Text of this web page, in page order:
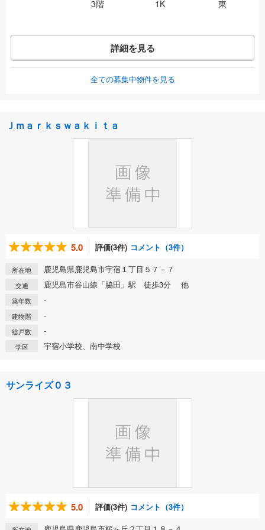
3階 1K 東
詳細を見る
全ての募集中物件を見る
Ｊｍａｒｋｓｗａｋｉｔａ
5.0 評価(3件) コメント（3件）
所在地 鹿児島県鹿児島市宇宿１丁目５７－７
交通 鹿児島市谷山線「脇田」駅 徒歩3分 他
築年数 -
建物階 -
総戸数 -
学区 宇宿小学校、南中学校
サンライズ０３
5.0 評価(3件) コメント（3件）